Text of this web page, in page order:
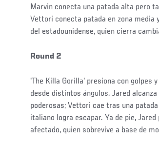
Marvin conecta una patada alta pero
Vettori conecta patada en zona media
del estadounidense, quien cierra
Round 2
'The Killa Gorilla' presiona con golpes
desde distintos ángulos. Jared
poderosas; Vettori cae tras una
italiano logra escapar. Ya de pie,
afectado, quien sobrevive a base de